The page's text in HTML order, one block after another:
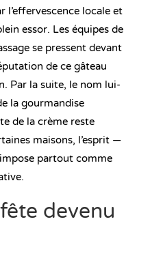
locale et
essor. Les équipes de
se pressent devant
de ce gâteau
Par la suite, le nom lui-
la gourmandise
de la crème reste
maisons, l’esprit —
partout comme
devenu